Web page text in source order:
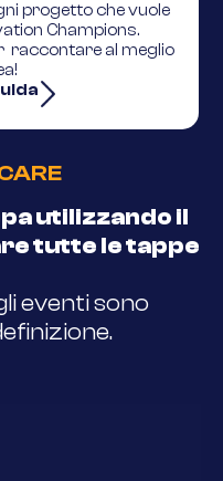
progetto che vuole
Champions.
raccontare al meglio
utilizzando il
tutte le tappe
eventi sono